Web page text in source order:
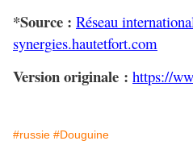
*Source : Réseau
synergies.hautetfort.com
Version originale : https://
#russie #Douguine